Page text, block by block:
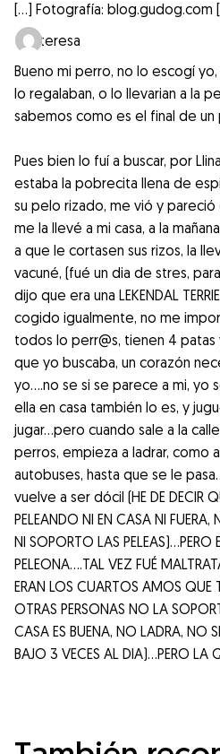
[…] Fotografía: blog.gudog.com
teresa
Bueno mi perro, no lo escogí
lo regalaban, o lo llevarian a la
sabemos como es el final de
Pues bien lo fuí a buscar, por
estaba la pobrecita llena de
su pelo rizado, me vió y
me la llevé a mi casa, a la
a que le cortasen sus rizos, la
vacuné, (fué un dia de stres,
dijo que era una LEKENDAL
cogido igualmente, no me
todos lo perr@s, tienen 4 patas
que yo buscaba, un corazón
yo….no se si se parece a mi, yo
ella en casa también lo es, y
jugar…pero cuando sale a la
perros, empieza a ladrar, como
autobuses, hasta que se le
vuelve a ser dócil (HE DE DECIR
PELEANDO NI EN CASA NI
NI SOPORTO LAS PELEAS)…PERO
PELEONA….TAL VEZ FUÉ
ERAN LOS CUARTOS AMOS QUE
OTRAS PERSONAS NO LA
CASA ES BUENA, NO LADRA, NO
BAJO 3 VECES AL DIA)…PERO LA